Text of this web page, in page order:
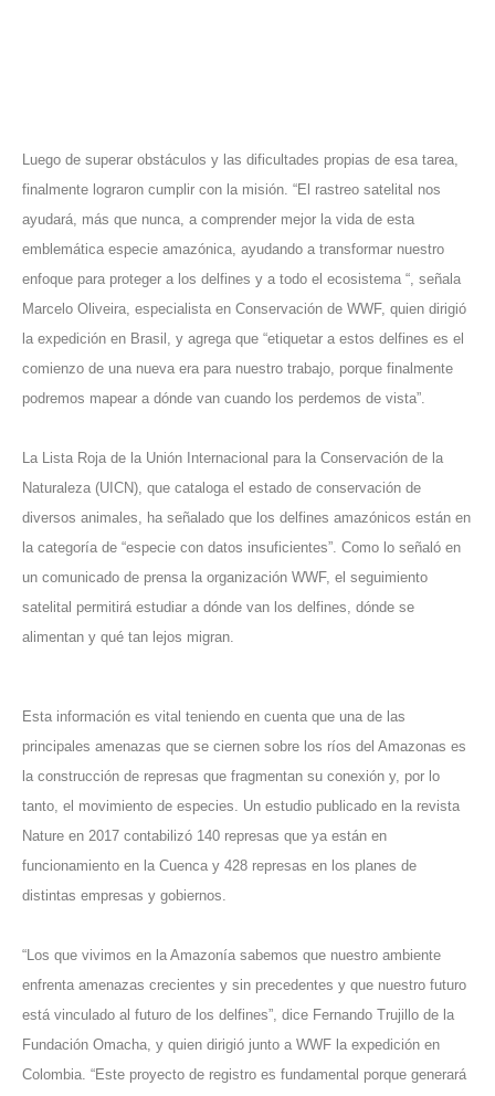
Luego de superar obstáculos y las dificultades propias de esa tarea,
finalmente lograron cumplir con la misión. “El rastreo satelital nos
ayudará, más que nunca, a comprender mejor la vida de esta
emblemática especie amazónica, ayudando a transformar nuestro
enfoque para proteger a los delfines y a todo el ecosistema “, señala
Marcelo Oliveira, especialista en Conservación de WWF, quien dirigió
la expedición en Brasil, y agrega que “etiquetar a estos delfines es el
comienzo de una nueva era para nuestro trabajo, porque finalmente
podremos mapear a dónde van cuando los perdemos de vista”.
La Lista Roja de la Unión Internacional para la Conservación de la
Naturaleza (UICN), que cataloga el estado de conservación de
diversos animales, ha señalado que los delfines amazónicos están en
la categoría de “especie con datos insuficientes”. Como lo señaló en
un comunicado de prensa la organización WWF, el seguimiento
satelital permitirá estudiar a dónde van los delfines, dónde se
alimentan y qué tan lejos migran.
Esta información es vital teniendo en cuenta que una de las
principales amenazas que se ciernen sobre los ríos del Amazonas es
la construcción de represas que fragmentan su conexión y, por lo
tanto, el movimiento de especies. Un estudio publicado en la revista
Nature en 2017 contabilizó 140 represas que ya están en
funcionamiento en la Cuenca y 428 represas en los planes de
distintas empresas y gobiernos.
“Los que vivimos en la Amazonía sabemos que nuestro ambiente
enfrenta amenazas crecientes y sin precedentes y que nuestro futuro
está vinculado al futuro de los delfines”, dice Fernando Trujillo de la
Fundación Omacha, y quien dirigió junto a WWF la expedición en
Colombia. “Este proyecto de registro es fundamental porque generará